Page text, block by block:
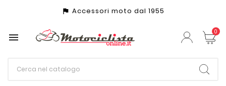
assistant_photo Accessori moto dal 1955
 0